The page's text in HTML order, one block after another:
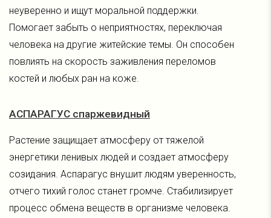
неуверенно и ищут моральной поддержки.
Помогает забыть о неприятностях, переключая
человека на другие житейские темы. Он способен
повлиять на скорость заживления переломов
костей и любых ран на коже.
АСПАРАГУС спаржевидный
Растение защищает атмосферу от тяжелой
энергетики ленивых людей и создает атмосферу
созидания. Аспарагус внушит людям уверенность,
отчего тихий голос станет громче. Стабилизирует
процесс обмена веществ в организме человека.